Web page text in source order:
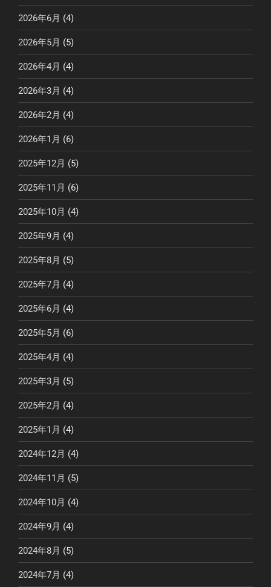
2026年6月 (4)
2026年5月 (5)
2026年4月 (4)
2026年3月 (4)
2026年2月 (4)
2026年1月 (6)
2025年12月 (5)
2025年11月 (6)
2025年10月 (4)
2025年9月 (4)
2025年8月 (5)
2025年7月 (4)
2025年6月 (4)
2025年5月 (6)
2025年4月 (4)
2025年3月 (5)
2025年2月 (4)
2025年1月 (4)
2024年12月 (4)
2024年11月 (5)
2024年10月 (4)
2024年9月 (4)
2024年8月 (5)
2024年7月 (4)